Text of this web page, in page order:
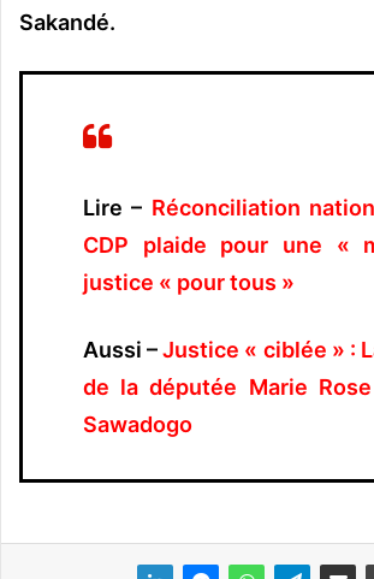
Sakandé.
Lire – Réconciliation
CDP plaide pour une «
justice « pour tous »
Aussi –Justice « ciblée » :
de la députée Marie Rose
Sawadogo